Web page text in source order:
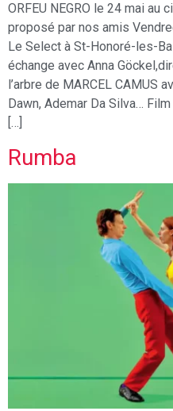
ORFEU NEGRO le 24 mai
proposé par nos amis
Le Select à St-Honoré-les-
échange avec Anna
l’arbre de MARCEL CAMUS
Dawn, Ademar Da Silva…
[…]
Rumba